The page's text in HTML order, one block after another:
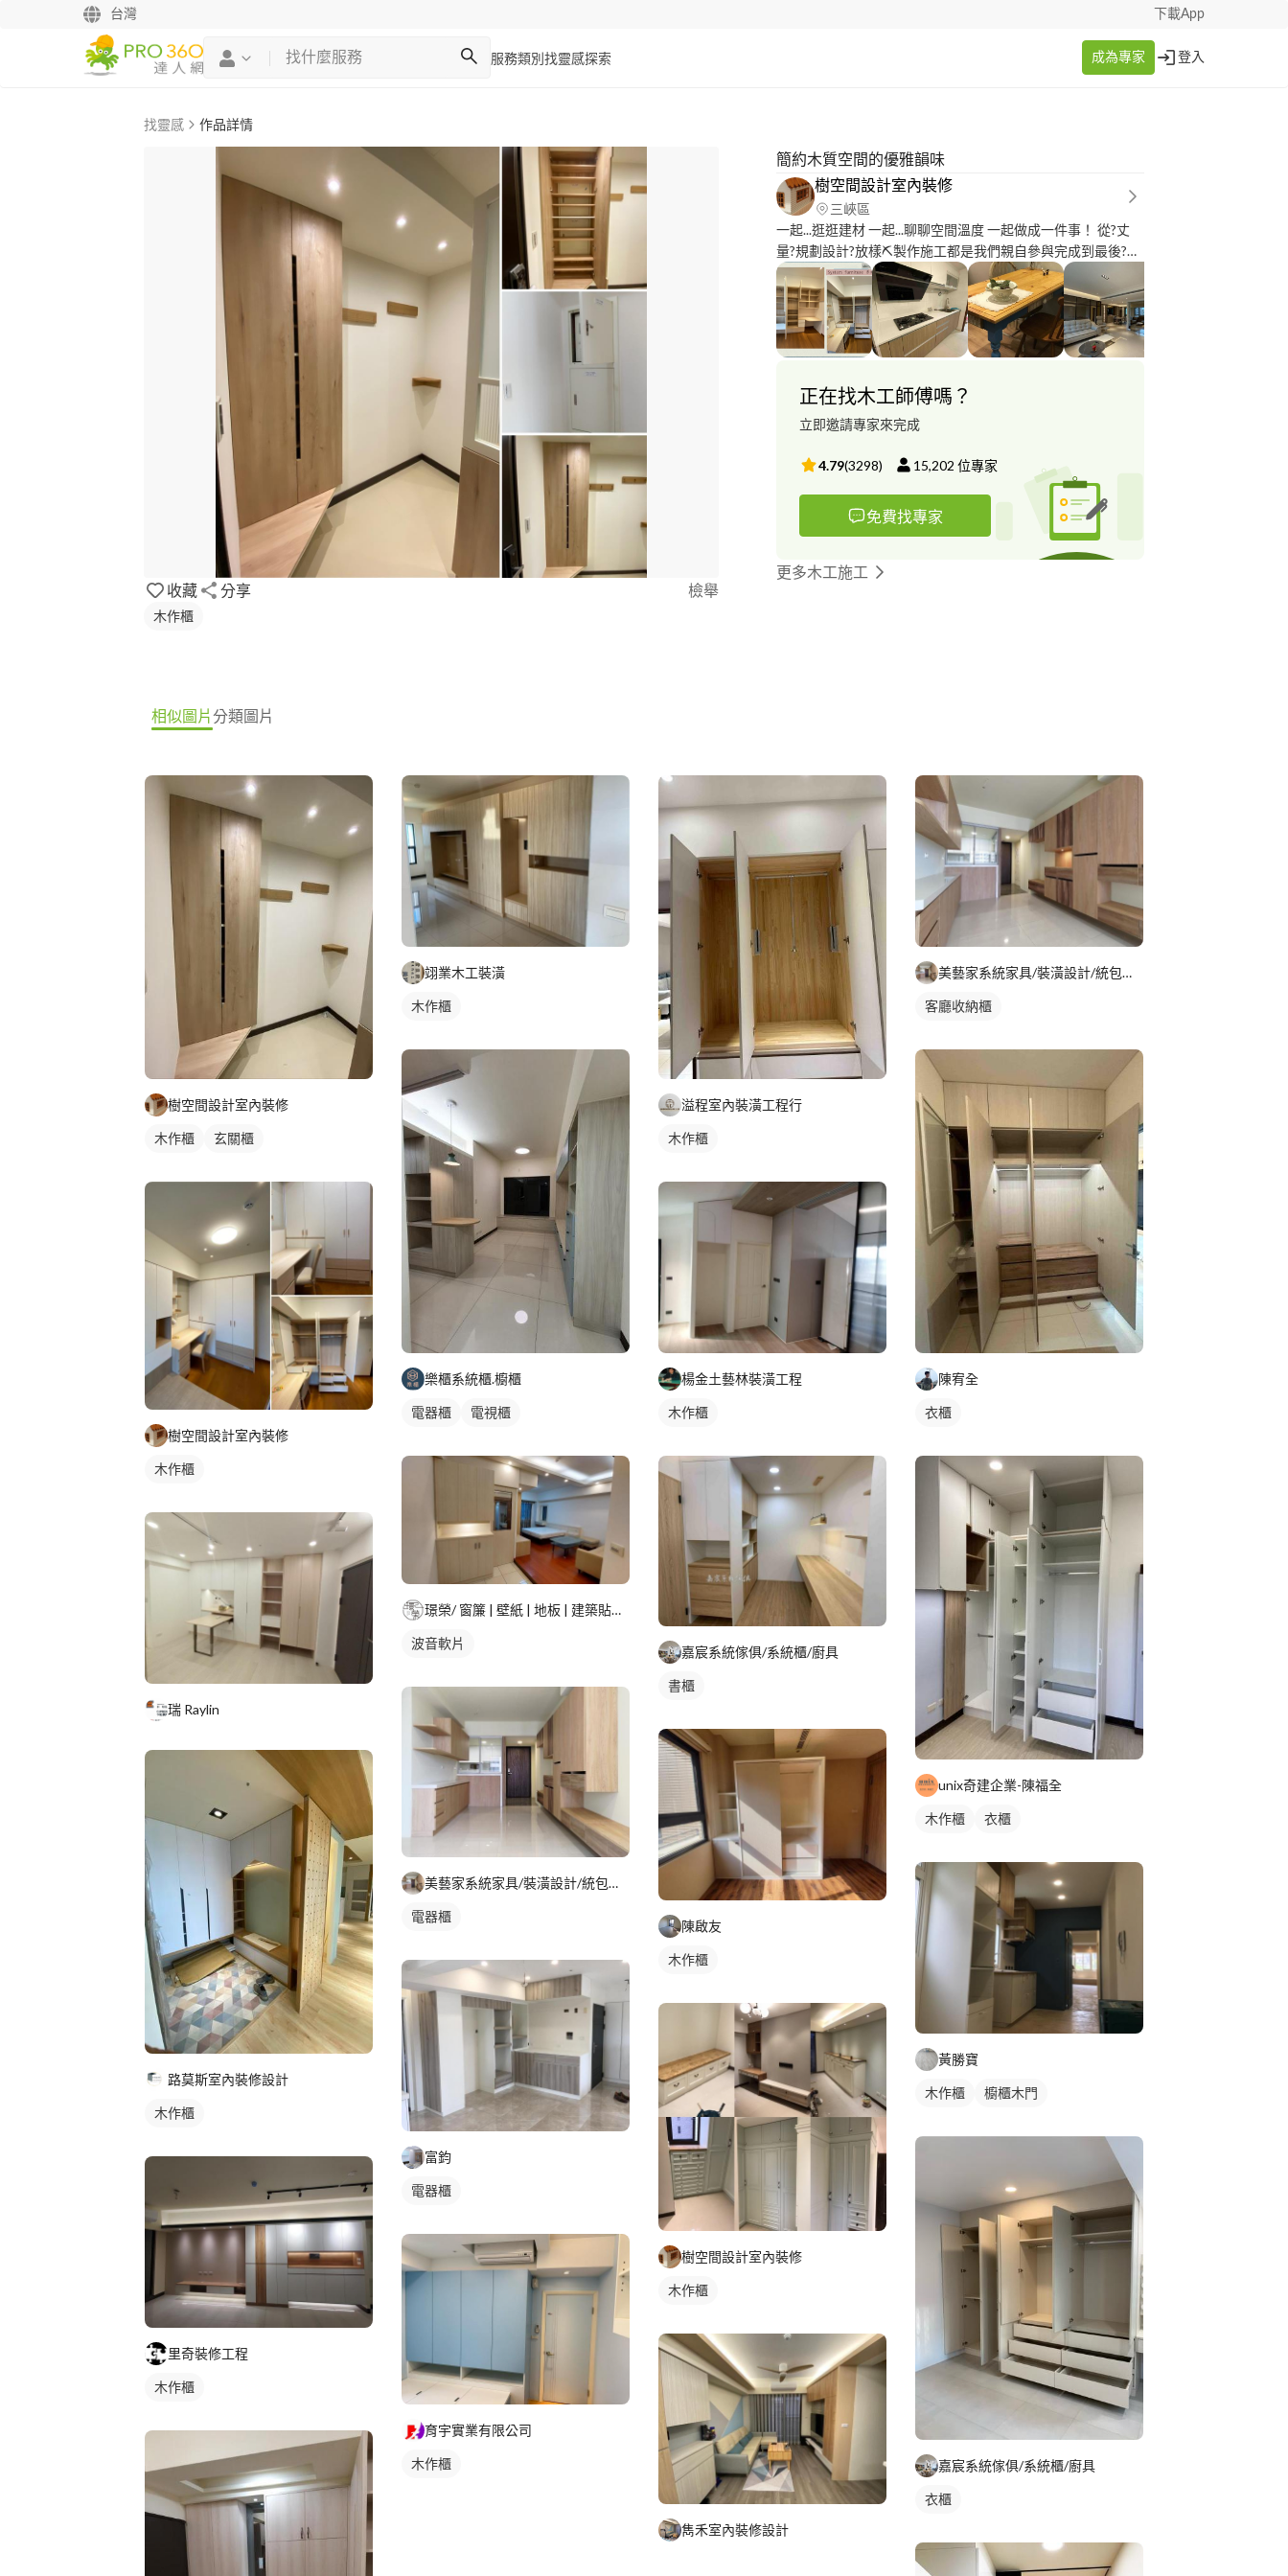
台灣 下載App
服務類別 找靈感探索 成為專家 登入
找靈感 作品詳情
收藏 分享 檢舉
木作櫃
簡約木質空間的優雅韻味
樹空間設計室內裝修
三峽區
一起...逛逛建材 一起...聊聊空間溫度 一起做成一件事！ 從?丈
量?規劃設計?放樣⛏製作施工都是我們親自參與完成到最後?有
任何裝修上的需求歡迎跟我們聯絡 請google 搜詢 樹空間設計
室內裝修 室內裝修裝修許可申請，竣工許可申請，代辦室裝審
查事務，隔音工程 老屋翻修工程、新屋裝修工程、商業空間、
店面裝修工程.客製化櫃體製作,系統櫃體 美式鄉村風、法式甜
美風、輕古典、簡約現代風、北歐風格等，有非常豐富的經驗
正在找木工師傅嗎？
立即邀請專家來完成
4.79(3298) 15,202 位專家
免費找專家
更多木工施工
相似圖片分類圖片
樹空間設計室內裝修
木作櫃 玄關櫃
樹空間設計室內裝修
木作櫃
瑞 Raylin
路莫斯室內裝修設計
木作櫃
里奇裝修工程
木作櫃
翊業木工裝潢
木作櫃
樂櫃系統櫃.櫥櫃
電器櫃 電視櫃
璟榮/ 窗簾 | 壁紙 | 地板 | 建築貼膜 |
波音軟片
美藝家系統家具/裝潢設計/統包服務
電器櫃
富鈞
電器櫃
育宇實業有限公司
木作櫃
溢程室內裝潢工程行
木作櫃
楊金土藝林裝潢工程
木作櫃
嘉宸系統傢俱/系統櫃/廚具
書櫃
陳啟友
木作櫃
樹空間設計室內裝修
木作櫃
雋禾室內裝修設計
美藝家系統家具/裝潢設計/統包服務
客廳收納櫃
陳宥全
衣櫃
unix奇建企業-陳福全
木作櫃 衣櫃
黃勝寶
木作櫃 櫥櫃木門
嘉宸系統傢俱/系統櫃/廚具
衣櫃